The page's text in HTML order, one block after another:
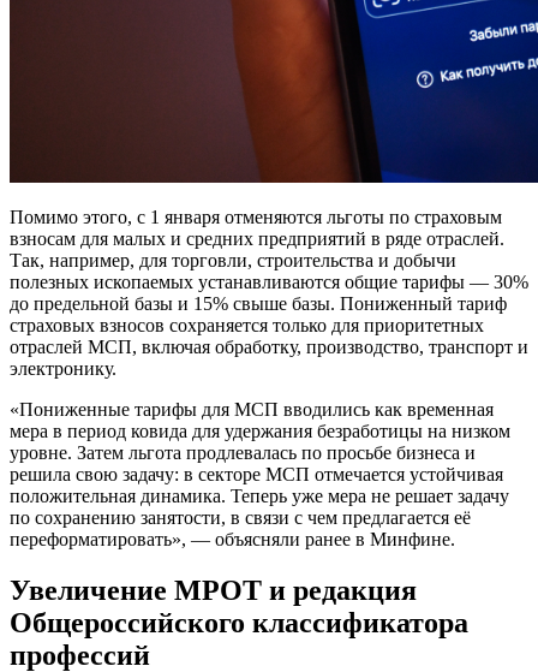
Помимо этого, с 1 января отменяются льготы по страховым
взносам для малых и средних предприятий в ряде отраслей.
Так, например, для торговли, строительства и добычи
полезных ископаемых устанавливаются общие тарифы — 30%
до предельной базы и 15% свыше базы. Пониженный тариф
страховых взносов сохраняется только для приоритетных
отраслей МСП, включая обработку, производство, транспорт и
электронику.
«Пониженные тарифы для МСП вводились как временная
мера в период ковида для удержания безработицы на низком
уровне. Затем льгота продлевалась по просьбе бизнеса и
решила свою задачу: в секторе МСП отмечается устойчивая
положительная динамика. Теперь уже мера не решает задачу
по сохранению занятости, в связи с чем предлагается её
переформатировать», — объясняли ранее в Минфине.
Увеличение МРОТ и редакция
Общероссийского классификатора
профессий